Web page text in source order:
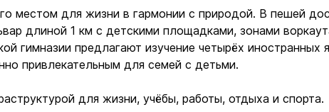
местом для жизни в гармонии с природой. В пешей
длиной 1 км с детскими площадками, зонами
гимназии предлагают изучение четырёх иностранных
привлекательным для семей с детьми.
для жизни, учёбы, работы, отдыха и спорта.